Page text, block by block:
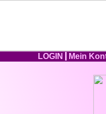
LOGIN
Mein